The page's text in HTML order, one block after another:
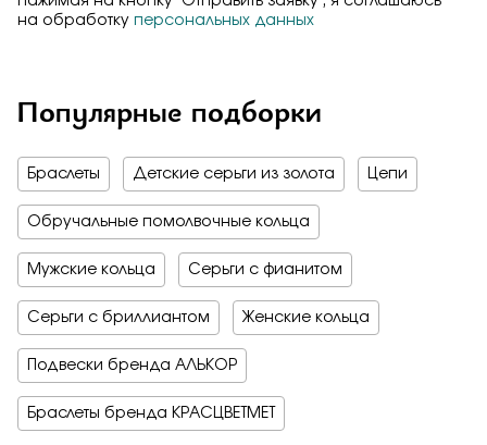
на обработку персональных данных
Популярные подборки
Браслеты Детские серьги из золота Цепи
Обручальные помолвочные кольца
Мужские кольца Серьги с фианитом
Серьги с бриллиантом Женские кольца
Подвески бренда АЛЬКОР
Браслеты бренда КРАСЦВЕТМЕТ